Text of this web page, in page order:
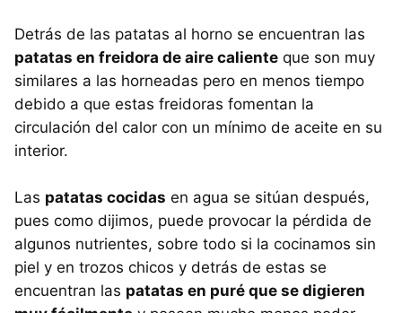
Detrás de las patatas al horno se encuentran las
patatas en freidora de aire caliente que son muy
similares a las horneadas pero en menos tiempo
debido a que estas freidoras fomentan la
circulación del calor con un mínimo de aceite en su
interior.
Las patatas cocidas en agua se sitúan después,
pues como dijimos, puede provocar la pérdida de
algunos nutrientes, sobre todo si la cocinamos sin
piel y en trozos chicos y detrás de estas se
encuentran las patatas en puré que se digieren